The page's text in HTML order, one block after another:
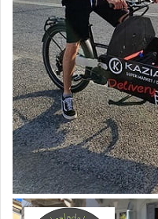
και Αγγελική
οιΕλένη Τσιαμπαλή,
Μουντάκη και
διευθύντρια του
Οι «πρωταθλητές»
Ιδιαίτερα μεγάλος
αποσπασμένων
γραφεία της πολιτικής
Συγκεκριμένα, στο
σύμβουλοι είναι οι: Α
Γκουσιάρη,